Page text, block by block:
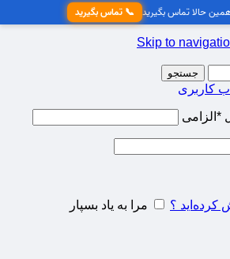
همین حالا تماس بگیرید 📞 تماس بگیرید
Skip to
جستجو
کاربری
* الزامی
کرده‌اید ؟ مرا به یاد بسپار